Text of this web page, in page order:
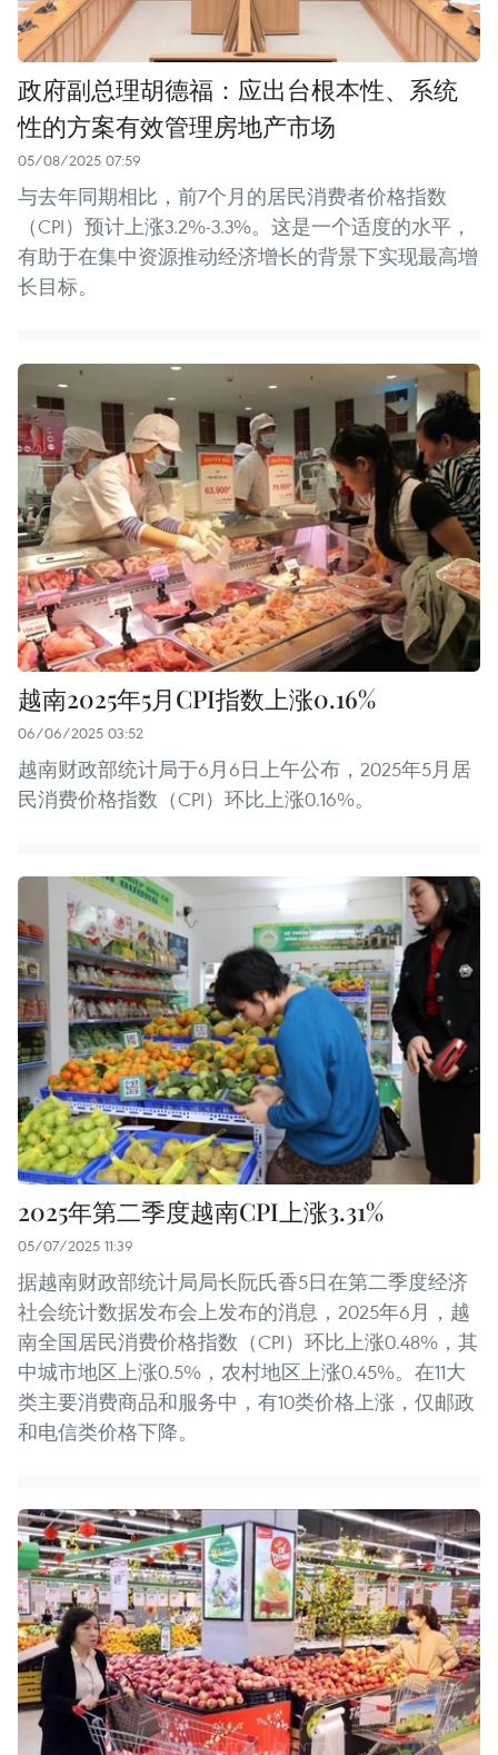
政府副总理胡德福：应出台根本性、系统
性的方案有效管理房地产市场
05/08/2025 07:59
与去年同期相比，前7个月的居民消费者价格指数
（CPI）预计上涨3.2%-3.3%。这是一个适度的水平，
有助于在集中资源推动经济增长的背景下实现最高增
长目标。
越南2025年5月CPI指数上涨0.16%
06/06/2025 03:52
越南财政部统计局于6月6日上午公布，2025年5月居
民消费价格指数（CPI）环比上涨0.16%。
2025年第二季度越南CPI上涨3.31%
05/07/2025 11:39
据越南财政部统计局局长阮氏香5日在第二季度经济
社会统计数据发布会上发布的消息，2025年6月，越
南全国居民消费价格指数（CPI）环比上涨0.48%，其
中城市地区上涨0.5%，农村地区上涨0.45%。在11大
类主要消费商品和服务中，有10类价格上涨，仅邮政
和电信类价格下降。